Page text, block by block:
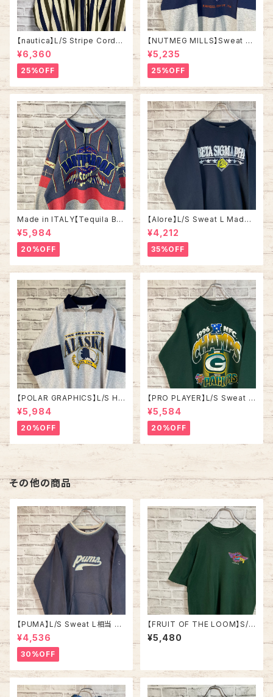
【nautica】L/S Stripe Cordur
oy Shirt L 90s ノーティカ スト
ライプ コーデュロイ シャツ ボタ
ンダウン 長袖 ワンポイントロゴ
刺繍ロゴ 旧タグ USA アメリカ
古着
¥6,360
25%OFF
【NUTMEG MILLS】Sweat XL
Made in USA 90s “UNIVER
SITY OF TENNESSEE” vinta
ge ナツメグミルズ カレッジモノ
カレッジロゴ テネシー大学 スウ
ェット トレーナー ヴィンテージ
アメリカ USA 古着
¥5,235
25%OFF
Made in ITALY【Tequila Bo
om】L/S Sweat/Trainer XL 9
0s ハーフジップスウェット トレ
ーナー マルチカラー レーシング
イタリア製 Euro ユーロ 古着
¥5,984
20%OFF
【Alore】L/S Sweat L Made i
n USA 90s 社交クラブ プロモ
ーション スウェット トレーナー
USA製 vintage ヴィンテージ
アメリカ USA 古着
¥4,212
35%OFF
【POLAR GRAPHICS】L/S Hal
fZip Sweat XL Made in US
A 90s “ALASKA” スーベニア
ハーフジップスウェット トレーナ
ー アラスカ お土産モノ vintag
e ヴィンテージ アメリカ USA
¥5,984
20%OFF
【PRO PLAYER】L/S Sweat L
相当 90s Made in USA “PA
CKERS” NFL チームモノ スウ
ェット トレーナー USA製 チーム
ロゴ 1996 CHAMPS 優勝記念
深緑 アメリカ USA 古着
¥5,584
20%OFF
その他の商品
【PUMA】L/S Sweat L相当 M
ade in BULGARIA プーマ ス
ウェット トレーナー ブルガリア
製 ユーロ ヨーロッパ 古着
¥4,536
30%OFF
【FRUIT OF THE LOOM】S/S
Tee L 90s Made in USA “B
oogie’s Diner” Vintage 両面
古着
¥5,480